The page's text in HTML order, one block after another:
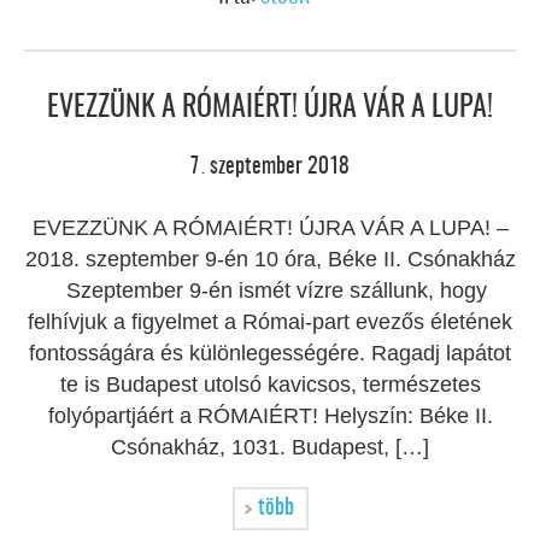
EVEZZÜNK A RÓMAIÉRT! ÚJRA VÁR A LUPA!
7 . szeptember 2018
EVEZZÜNK A RÓMAIÉRT! ÚJRA VÁR A LUPA! –
2018. szeptember 9-én 10 óra, Béke II. Csónakház
Szeptember 9-én ismét vízre szállunk, hogy
felhívjuk a figyelmet a Római-part evezős életének
fontosságára és különlegességére. Ragadj lapátot
te is Budapest utolsó kavicsos, természetes
folyópartjáért a RÓMAIÉRT! Helyszín: Béke II.
Csónakház, 1031. Budapest, […]
több